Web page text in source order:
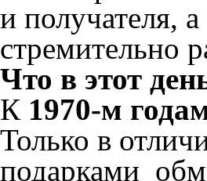
и получателя,
стремительно
Что в этот
К 1970-м
Только в
подарками